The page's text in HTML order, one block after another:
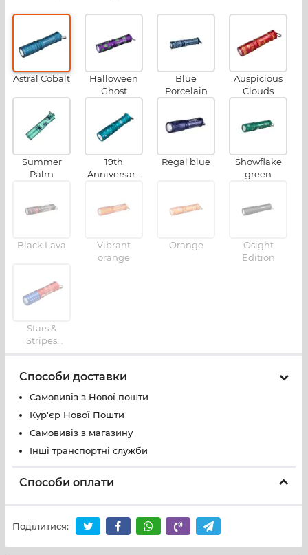
Astral Cobalt
Halloween
Ghost
Blue
Porcelain
Auspicious
Clouds
Summer
Palm
19th
Anniversary
Regal blue
Showflake
green
Black Lava
Vibrant
orange
Orange
Osight
Edition
Stars &
Stripes
Способи доставки
Самовивіз з Нової пошти
Кур'єр Нової Пошти
Самовивіз з магазину
Інші транспортні служби
Способи оплати
Поділитися: